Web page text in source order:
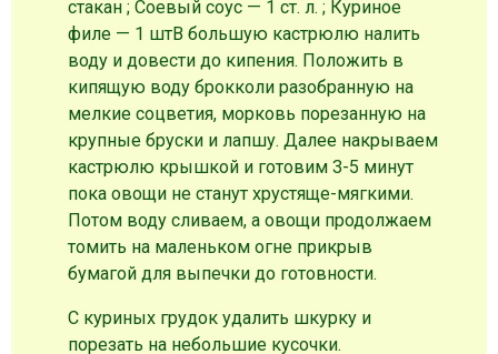
стакан ; Соевый соус — 1 ст. л. ; Куриное
филе — 1 штВ большую кастрюлю налить
воду и довести до кипения. Положить в
кипящую воду брокколи разобранную на
мелкие соцветия, морковь порезанную на
крупные бруски и лапшу. Далее накрываем
кастрюлю крышкой и готовим 3-5 минут
пока овощи не станут хрустяще-мягкими.
Потом воду сливаем, а овощи продолжаем
томить на маленьком огне прикрыв
бумагой для выпечки до готовности.
С куриных грудок удалить шкурку и
порезать на небольшие кусочки.